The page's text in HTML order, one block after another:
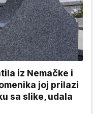
iz Nemačke i
joj prilazi
sa slike, udala